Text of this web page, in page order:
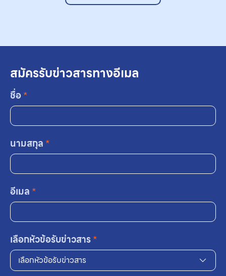
สมัครรับข่าวสารทางอีเมล
ชื่อ*
นามสกุล *
อีเมล *
เลือกหัวข้อรับข่าวสาร*
เลือกหัวข้อรับข่าวสาร